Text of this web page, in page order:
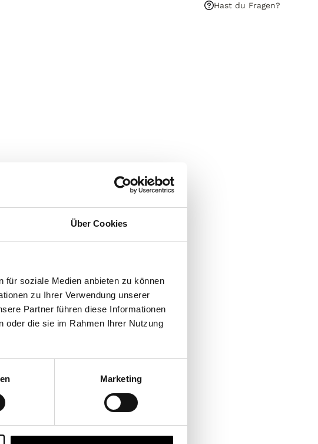
Über Cookies
für soziale Medien anbieten zu können
zu Ihrer Verwendung unserer
Partner führen diese Informationen
oder die sie im Rahmen Ihrer Nutzung
Marketing
Hast du Fragen?